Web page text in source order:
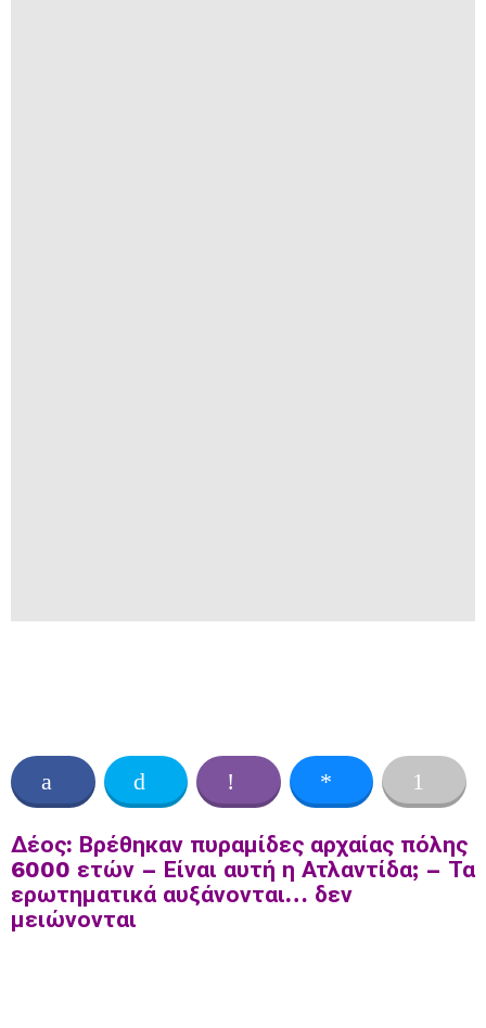
Δέος: Βρέθηκαν πυραμίδες αρχαίας πόλης
6000 ετών – Είναι αυτή η Ατλαντίδα; – Τα
ερωτηματικά αυξάνονται… δεν
μειώνονται